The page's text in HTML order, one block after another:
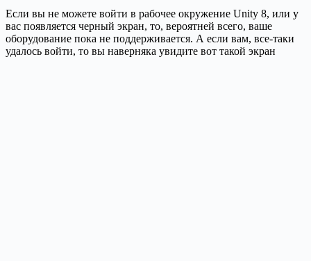
Если вы не можете войти в рабочее окружение Unity 8, или у
вас появляется черный экран, то, вероятней всего, ваше
оборудование пока не поддерживается. А если вам, все-таки
удалось войти, то вы наверняка увидите вот такой экран